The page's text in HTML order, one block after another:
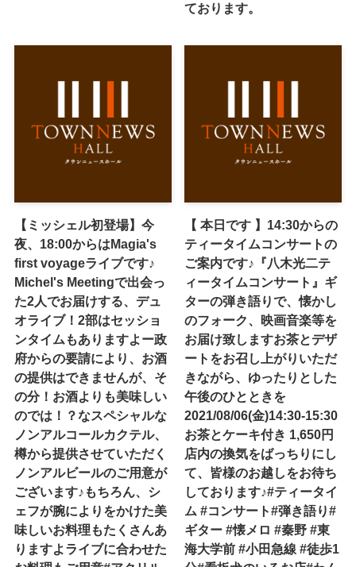
ております。
【ミッシェル初登場】今
夜、18:00からはMagia's
first voyageライブです♪
Michel's Meetingで出会っ
た2人でお届けする、デュ
オライブ！2部はセッショ
ンタイムもありますよー政
府からの要請により、お酒
の提供はできませんが、そ
の分！お酒よりも美味しい
のでは！？なスペシャルな
ノンアルコールカクテル、
樽から提供させていただく
ノンアルビールのご用意が
ございます♪もちろん、シ
ェフが腕によりをかけた美
味しいお料理もたくさんあ
りますよライブに合わせた
【 本日です 】14:30からの
ティータイムコンサートの
ご案内です♪『八木光二テ
ィータイムコンサート』ギ
ターの弾き語りで、懐かし
のフォーク、映画音楽等を
お届け致します️お茶とデザ
ートをお召し上がりいただ
きながら、ゆったりとした
午後のひとときを️
2021/08/06(金)14:30-15:30
お茶とケーキ付き 1,650円
店内の換気をばっちりにし
て、皆様のお越しをお待ち
しております♪#ティータイ
ム #コンサート#弾き語り#
ギター #懐メロ #秦野 #東
海大学前 #小田急線 #徒歩1